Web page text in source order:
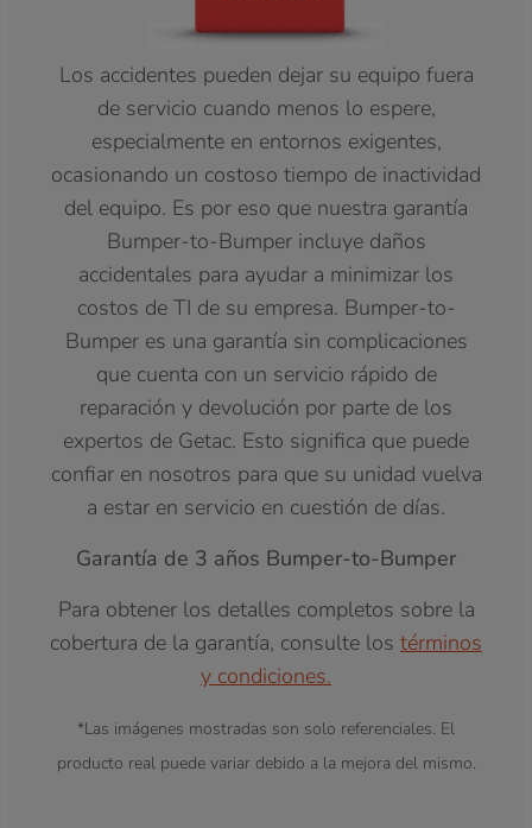
Los accidentes pueden dejar su equipo fuera
de servicio cuando menos lo espere,
especialmente en entornos exigentes,
ocasionando un costoso tiempo de inactividad
del equipo. Es por eso que nuestra garantía
Bumper-to-Bumper incluye daños
accidentales para ayudar a minimizar los
costos de TI de su empresa. Bumper-to-
Bumper es una garantía sin complicaciones
que cuenta con un servicio rápido de
reparación y devolución por parte de los
expertos de Getac. Esto significa que puede
confiar en nosotros para que su unidad vuelva
a estar en servicio en cuestión de días.
Garantía de 3 años Bumper-to-Bumper
Para obtener los detalles completos sobre la
cobertura de la garantía, consulte los términos
y condiciones.
*Las imágenes mostradas son solo referenciales. El
producto real puede variar debido a la mejora del mismo.